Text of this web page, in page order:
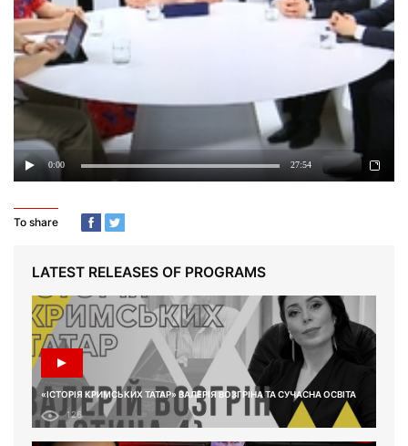
To share
LATEST RELEASES OF PROGRAMS
«ІСТОРІЯ КРИМСЬКИХ ТАТАР» ВАЛЕРІЯ ВОЗГРІНА ТА СУЧАСНА ОСВІТА
126